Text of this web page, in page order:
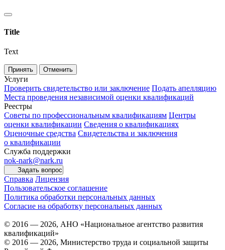
Title
Text
Принять Отменить
Услуги
Проверить свидетельство или заключение Подать апелляцию
Места проведения независимой оценки квалификаций
Реестры
Советы по профессиональным квалификациям Центры
оценки квалификации Сведения о квалификациях
Оценочные средства Свидетельства и заключения
о квалификации
Служба поддержки
nok-nark@nark.ru
Задать вопрос
Справка Лицензия
Пользовательское соглашение
Политика обработки персональных данных
Согласие на обработку персональных данных
© 2016 — 2026, АНО «Национальное агентство развития
квалификаций»
© 2016 — 2026, Министерство труда и социальной защиты